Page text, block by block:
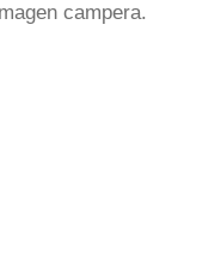
campera.